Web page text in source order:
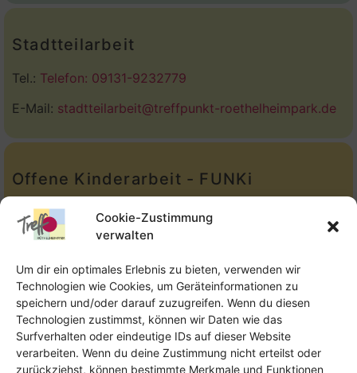
Cookie-Zustimmung
verwalten
Um dir ein optimales Erlebnis zu bieten, verwenden wir
Technologien wie Cookies, um Geräteinformationen zu
speichern und/oder darauf zuzugreifen. Wenn du diesen
Technologien zustimmst, können wir Daten wie das
Surfverhalten oder eindeutige IDs auf dieser Website
verarbeiten. Wenn du deine Zustimmung nicht erteilst oder
zurückziehst, können bestimmte Merkmale und Funktionen
Stadtteilarbeit
Tel.: Telefon: 09131-9232779
E-Mail: stadtteilarbeit@treffpunkt-roethelheimpark.de
Offene Kinderarbeit - FUNKi
Tel.:Telefon: 09131-610749
E-Mail:oka@treffpunkt-roethelheimpark.de
Offene Jugendarbeit - Easthouse
Tel:
09131–302259